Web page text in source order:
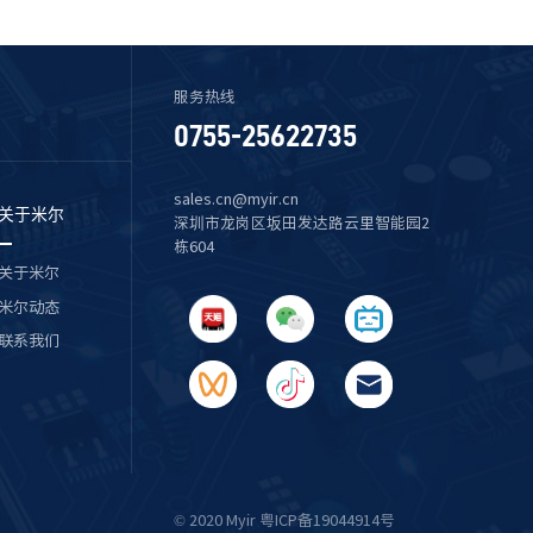
于米尔
于米尔
尔动态
系我们
服务热线
0755-25622735
sales.cn@myir.cn
深圳市龙岗区坂田发达路云里智能园2
栋604
© 2020 Myir 粤ICP备19044914号